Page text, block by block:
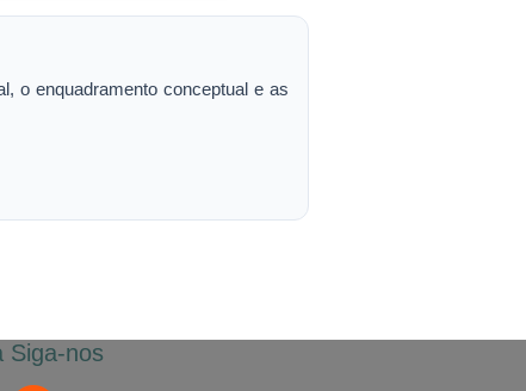
o enquadramento conceptual e as
Siga-nos